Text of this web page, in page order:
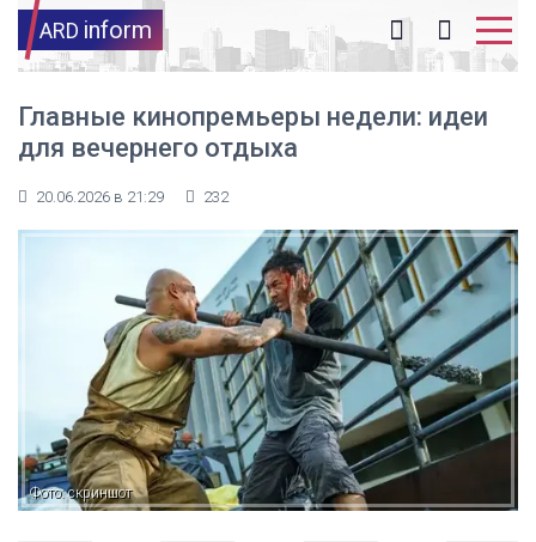
ARD inform
Главные кинопремьеры недели: идеи
для вечернего отдыха
20.06.2026 в 21:29 232
Фото: скриншот